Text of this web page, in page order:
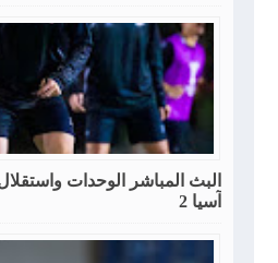
البث المباشر الوحدات
آسيا 2